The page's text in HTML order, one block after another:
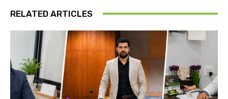
RELATED ARTICLES